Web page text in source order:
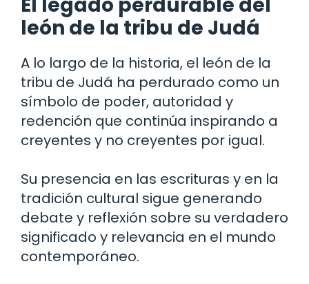
león de la tribu de Judá
A lo largo de la historia, el león de la
tribu de Judá ha perdurado como un
símbolo de poder, autoridad y
redención que continúa inspirando a
creyentes y no creyentes por igual.
Su presencia en las escrituras y en la
tradición cultural sigue generando
debate y reflexión sobre su verdadero
significado y relevancia en el mundo
contemporáneo.